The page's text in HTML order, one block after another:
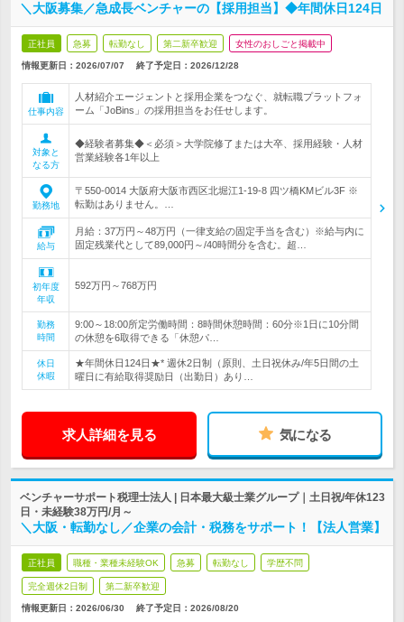
＼大阪募集／急成長ベンチャーの【採用担当】◆年間休日124日
正社員 急募 転勤なし 第二新卒歓迎 女性のおしごと掲載中
情報更新日：2026/07/07 終了予定日： 2026/12/28
仕事内容
人材紹介エージェントと採用企業をつなぐ、就転職プラットフォ
ーム「JoBins」の採用担当をお任せします。
対象と
なる方
◆経験者募集◆＜必須＞大学院修了または大卒、採用経験・人材
営業経験各1年以上
勤務地
〒550-0014 大阪府大阪市西区北堀江1-19-8 四ツ橋KMビル3F ※
転勤はありません。…
給与
月給：37万円～48万円（一律支給の固定手当を含む）※給与内に
固定残業代として89,000円～/40時間分を含む。超…
初年度
年収
592万円～768万円
勤務
時間
9:00～18:00所定労働時間：8時間休憩時間：60分※1日に10分間
の休憩を6取得できる「休憩パ…
休日
休暇
★年間休日124日★* 週休2日制（原則、土日祝休み/年5日間の土
曜日に有給取得奨励日（出勤日）あり…
求人詳細を見る 気になる
ベンチャーサポート税理士法人 | 日本最大級士業グループ｜土日祝/年休123
日・未経験38万円/月～
＼大阪・転勤なし／企業の会計・税務をサポート！【法人営業】
正社員 職種・業種未経験OK 急募 転勤なし 学歴不問
完全週休2日制 第二新卒歓迎
情報更新日：2026/06/30 終了予定日： 2026/08/20